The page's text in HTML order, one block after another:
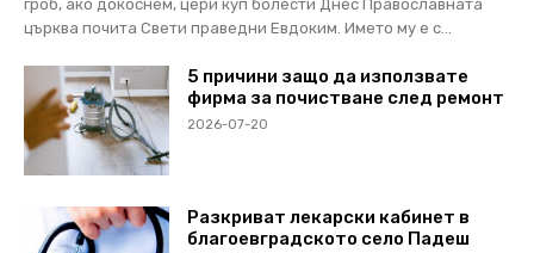
гроб, ако докоснем, цери куп болести Днес Православната
църква почита Свети праведни Евдоким. Името му е с...
5 причини защо да използвате
фирма за почистване след ремонт
2026-07-20
Разкриват лекарски кабинет в
благоевградското село Падеш